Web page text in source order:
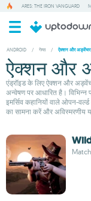
ARES: THE IRON VANGUARD
ANDROID / गेम्स / ऐक्शन और अड्वेंचर
ऐक्शन और
एंड्रॉइड के लिए ऐक्शन और
अन्वेषण पर आधारित है।
इमर्सिव कहानियों वाले ओपन-
का सामना करें और अविस्मरणीय